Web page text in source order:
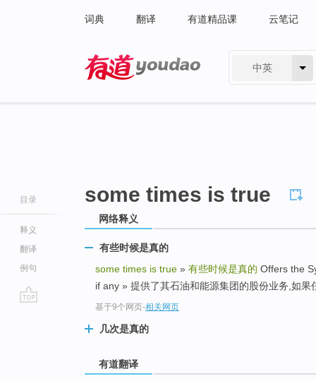
词典 翻译 有道精品课 云笔记
中英
目录
释义
翻译
例句
some times is true
网络释义
有些时候是真的
some times is true » 有些时候是真的 Offers the
if any » 提供了其石油和能源集团的股份业务,如果
基于9个网页-相关网页
几次是真的
有道翻译